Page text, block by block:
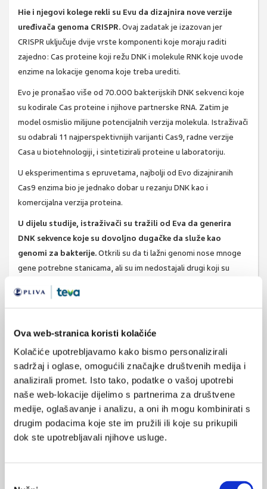
Ova web-stranica koristi kolačiće
Kolačiće upotrebljavamo kako bismo personalizirali
sadržaj i oglase, omogućili značajke društvenih medija i
analizirali promet. Isto tako, podatke o vašoj upotrebi
naše web-lokacije dijelimo s partnerima za društvene
medije, oglašavanje i analizu, a oni ih mogu kombinirati s
drugim podacima koje ste im pružili ili koje su prikupili
dok ste upotrebljavali njihove usluge.
Hie i njegovi kolege rekli su Evu da dizajnira nove verzije
uređivača genoma CRISPR.Ovaj zadatak je izazovan jer
CRISPR uključuje dvije vrste komponenti koje moraju raditi
zajedno: Cas proteine koji režu DNK i molekule RNK koje uvode
enzime na lokacije genoma koje treba urediti.
Evo je pronašao više od 70.000 bakterijskih DNK sekvenci koje
su kodirale Cas proteine i njihove partnerske RNA. Zatim je
model osmislio milijune potencijalnih verzija molekula. Istraživači
su odabrali 11 najperspektivnijih varijanti Cas9, radne verzije
Casa u biotehnologiji, i sintetizirali proteine u laboratoriju.
U eksperimentima s epruvetama, najbolji od Evo dizajniranih
Cas9 enzima bio je jednako dobar u rezanju DNK kao i
komercijalna verzija proteina.
U dijelu studije, istraživači su tražili od Eva da generira
DNK sekvence koje su dovoljno dugačke da služe kao
genomi za bakterije.Otkrili su da ti lažni genomi nose mnoge
gene potrebne stanicama, ali su im nedostajali drugi koji su
potrebni. Ipak, Hie vjeruje da bi rezultati mogli biti korak prema
sintetskim genomima koje je dizajnirala umjetna inteligencija.
10.1126/science.ado9336.
umjetna inteligencija
genom proteini dna
SVIĐA
MI SE
1